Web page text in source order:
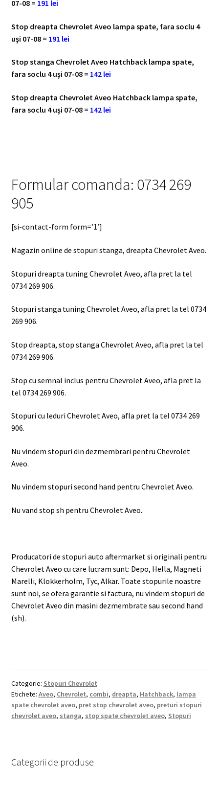
07-08 = 191 lei
Stop dreapta Chevrolet Aveo lampa spate, fara soclu 4
uşi 07-08 = 191 lei
Stop stanga Chevrolet Aveo Hatchback lampa spate,
fara soclu 4 uşi 07-08 = 142 lei
Stop dreapta Chevrolet Aveo Hatchback lampa spate,
fara soclu 4 uşi 07-08 = 142 lei
Formular comanda: 0734 269
905
[si-contact-form form=’1′]
Magazin online de stopuri stanga, dreapta Chevrolet Aveo.
Stopuri dreapta tuning Chevrolet Aveo, afla pret la tel
0734 269 906.
Stopuri stanga tuning Chevrolet Aveo, afla pret la tel 0734
269 906.
Stop dreapta, stop stanga Chevrolet Aveo, afla pret la tel
0734 269 906.
Stop cu semnal inclus pentru Chevrolet Aveo, afla pret la
tel 0734 269 906.
Stopuri cu leduri Chevrolet Aveo, afla pret la tel 0734 269
906.
Nu vindem stopuri din dezmembrari pentru Chevrolet
Aveo.
Nu vindem stopuri second hand pentru Chevrolet Aveo.
Nu vand stop sh pentru Chevrolet Aveo.
Producatori de stopuri auto aftermarket si originali pentru
Chevrolet Aveo cu care lucram sunt: Depo, Hella, Magneti
Marelli, Klokkerholm, Tyc, Alkar. Toate stopurile noastre
sunt noi, se ofera garantie si factura, nu vindem stopuri de
Chevrolet Aveo din masini dezmembrate sau second hand
(sh).
Categorie: Stopuri Chevrolet
Etichete: Aveo, Chevrolet, combi, dreapta, Hatchback, lampa
spate chevrolet aveo, pret stop chevrolet aveo, preturi stopuri
chevrolet aveo, stanga, stop spate chevrolet aveo, Stopuri
Categorii de produse